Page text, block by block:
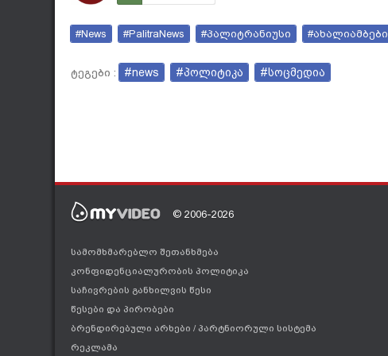
#News #PalitraNews #პალიტრანიუსი #ახალიამბები
ტეგები : #news #პოლიტიკა #სოცმედია
© 2006-2026
სამომხმარებლო შეთანხმება
კონფიდენციალურობის პოლიტიკა
საჩივრების განხილვის წესი
წესები და პირობები
ბრენდირებული არხები / პარტნიორული სისტემა
რეკლამა